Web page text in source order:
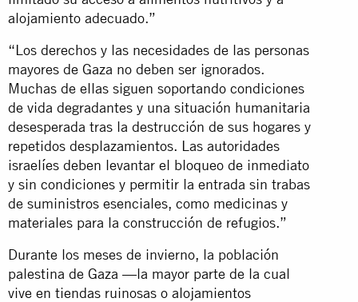
alojamiento adecuado.”
“Los derechos y las necesidades de las personas
mayores de Gaza no deben ser ignorados.
Muchas de ellas siguen soportando condiciones
de vida degradantes y una situación humanitaria
desesperada tras la destrucción de sus hogares y
repetidos desplazamientos. Las autoridades
israelíes deben levantar el bloqueo de inmediato
y sin condiciones y permitir la entrada sin trabas
de suministros esenciales, como medicinas y
materiales para la construcción de refugios.”
Durante los meses de invierno, la población
palestina de Gaza —la mayor parte de la cual
vive en tiendas ruinosas o alojamientos